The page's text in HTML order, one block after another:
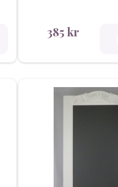
385kr